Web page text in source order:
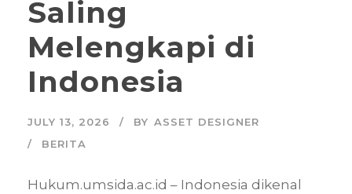
Saling
Melengkapi di
Indonesia
JULY 13, 2026 BY ASSET DESIGNER
BERITA
Hukum.umsida.ac.id – Indonesia dikenal